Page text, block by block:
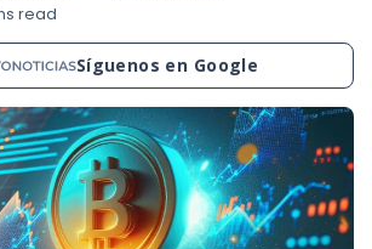
read
Síguenos en Google